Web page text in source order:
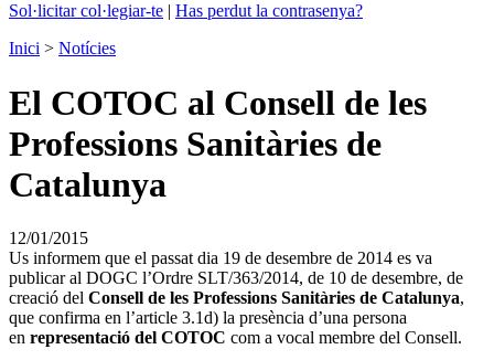
Sol·licitar col·legiar-te | Has perdut la contrasenya?
Inici > Notícies
El COTOC al Consell de les
Professions Sanitàries de
Catalunya
12/01/2015
Us informem que el passat dia 19 de desembre de 2014 es va
publicar al DOGC l’Ordre SLT/363/2014, de 10 de desembre, de
creació del Consell de les Professions Sanitàries de Catalunya,
que confirma en l’article 3.1d) la presència d’una persona
en representació del COTOC com a vocal membre del Consell.